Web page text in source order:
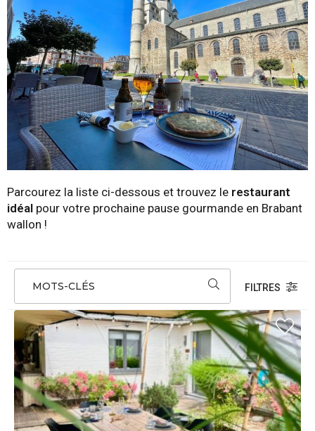
Parcourez la liste ci-dessous et trouvez le restaurant
idéal pour votre prochaine pause gourmande en Brabant
wallon !
MOTS-CLÉS FILTRES